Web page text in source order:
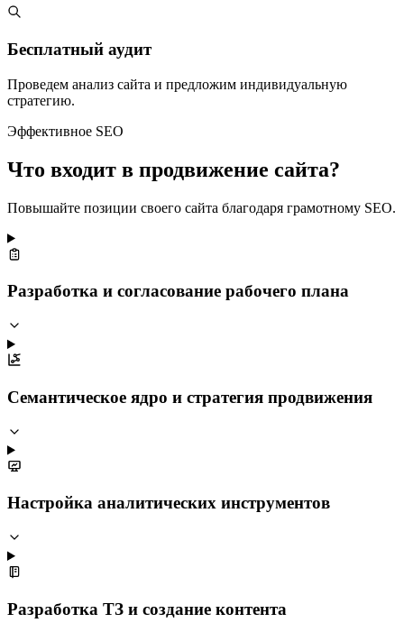
Бесплатный аудит
Проведем анализ сайта и предложим индивидуальную
стратегию.
Эффективное SEO
Что входит в продвижение сайта?
Повышайте позиции своего сайта благодаря грамотному SEO.
Разработка и согласование рабочего плана
Семантическое ядро и стратегия продвижения
Настройка аналитических инструментов
Разработка ТЗ и создание контента